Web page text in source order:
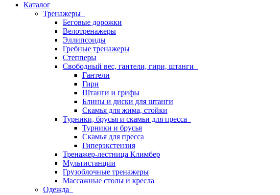
Каталог
Тренажеры
Беговые дорожки
Велотренажеры
Эллипсоиды
Гребные тренажеры
Степперы
Свободный вес, гантели, гири, штанги
Гантели
Гири
Штанги и грифы
Блины и диски для штанги
Скамья для жима, стойки
Турники, брусья и скамьи для пресса
Турники и брусья
Скамья для пресса
Гиперэкстензия
Тренажер-лестница Климбер
Мультистанции
Грузоблочные тренажеры
Массажные столы и кресла
Одежда